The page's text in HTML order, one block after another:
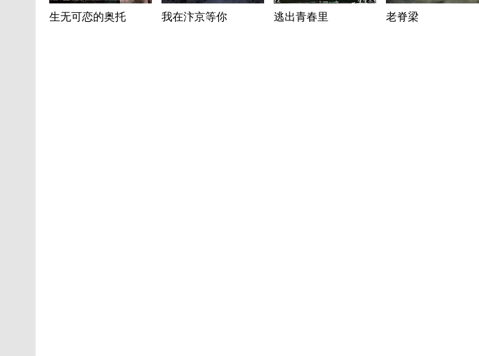
生无可恋的奥托 我在汴京等你 逃出青春里 老脊梁